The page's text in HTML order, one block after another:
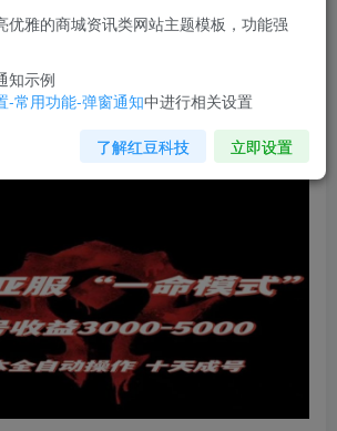
当前未登录！建议登陆后购买，可保存购买订单
，10天成号-单号3千-5千，脚本全自动操
优雅的商城资讯类网站主题模板，功能强
知示例
-常用功能-弹窗通知中进行相关设置
了解红豆科技 立即设置